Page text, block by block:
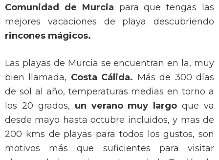
Comunidad de Murcia para que tengas las
mejores vacaciones de playa descubriendo
rincones mágicos.
Las playas de Murcia se encuentran en la, muy
bien llamada, Costa Cálida. Más de 300 días
de sol al año, temperaturas medias en torno a
los 20 grados, un verano muy largo que va
desde mayo hasta octubre incluidos, y mas de
200 kms de playas para todos los gustos, son
motivos más que suficientes para visitar